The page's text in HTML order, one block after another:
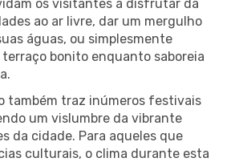
os visitantes a disfrutar da
ao ar livre, dar um mergulho
águas, ou simplesmente
bonito enquanto saboreia
também traz inúmeros festivais
um vislumbre da vibrante
da cidade. Para aqueles que
culturais, o clima durante esta